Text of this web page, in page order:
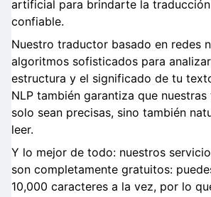
artificial para brindarte la
confiable.
Nuestro traductor basado en redes
algoritmos sofisticados para
estructura y el significado de tu
NLP también garantiza que
solo sean precisas, sino también
leer.
Y lo mejor de todo: nuestros
son completamente gratuitos:
10,000 caracteres a la vez, por lo